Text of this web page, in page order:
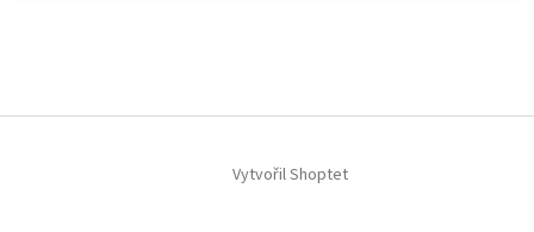
Vytvořil Shoptet